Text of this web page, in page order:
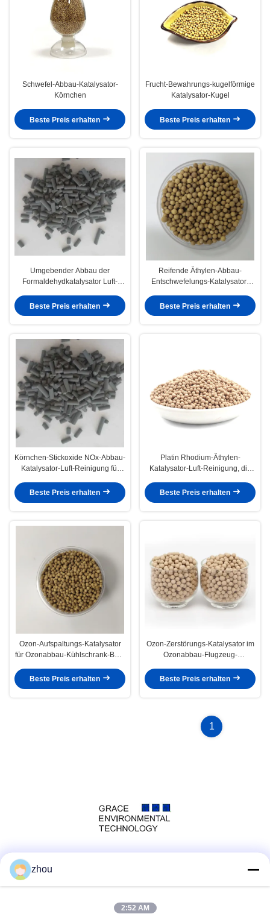
Schwefel-Abbau-Katalysator-
Körnchen
Beste Preis erhalten
Frucht-Bewahrungs-kugelförmige
Katalysator-Kugel
Beste Preis erhalten
Umgebender Abbau der
Formaldehydkatalysator Luft-
Beste Preis erhalten
Reifende Äthylen-Abbau-
Entschwefelungs-Katalysator-
Bananen
Beste Preis erhalten
Körnchen-Stickoxide NOx-Abbau-
Katalysator-Luft-Reinigung für
Beste Preis erhalten
Platin Rhodium-Äthylen-
Katalysator-Luft-Reinigung, die
verzögert
Beste Preis erhalten
Ozon-Aufspaltungs-Katalysator
für Ozonabbau-Kühlschrank-Bad-
Beste Preis erhalten
Ozon-Zerstörungs-Katalysator im
Ozonabbau-Flugzeug-
Conditioner
Beste Preis erhalten
1
zhou
2:52 AM